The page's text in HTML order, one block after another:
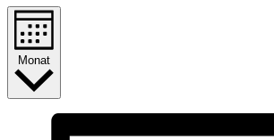
Monat